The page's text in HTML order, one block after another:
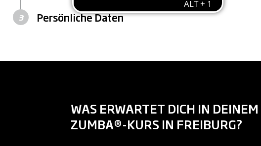
Persönliche Daten
WAS ERWARTET DICH IN DEINEM
ZUMBA®-KURS IN FREIBURG?